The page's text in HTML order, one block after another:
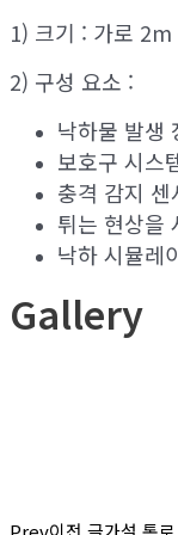
1) 크기 : 가로
2) 구성 요소 :
낙하물 발생
보호구 시스
충격 감지
튀는 현상을
낙하 시뮬레
Gallery